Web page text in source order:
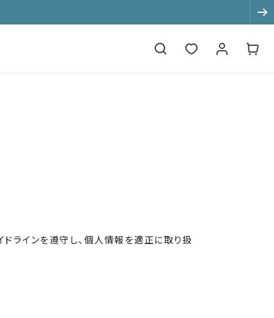
ドラインを遵守し、個人情報を適正に取り扱